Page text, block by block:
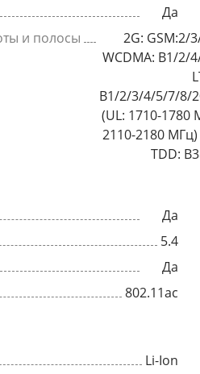
Да
и полосы
2G: GSM:2/
WCDMA: B1/2/
B1/2/3/4/5/7/8/
(UL: 1710-1780
2110-2180 МГц)
TDD:
Да
5.4
Да
802.11ac
Li-Ion